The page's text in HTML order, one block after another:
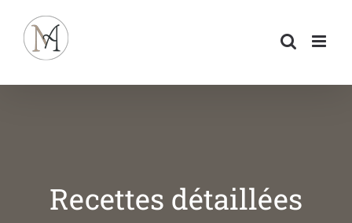
contenu
Recettes détaillées